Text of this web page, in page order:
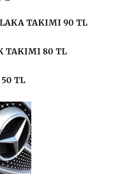
TAKIMI 90 TL
TAKIMI 80 TL
TL